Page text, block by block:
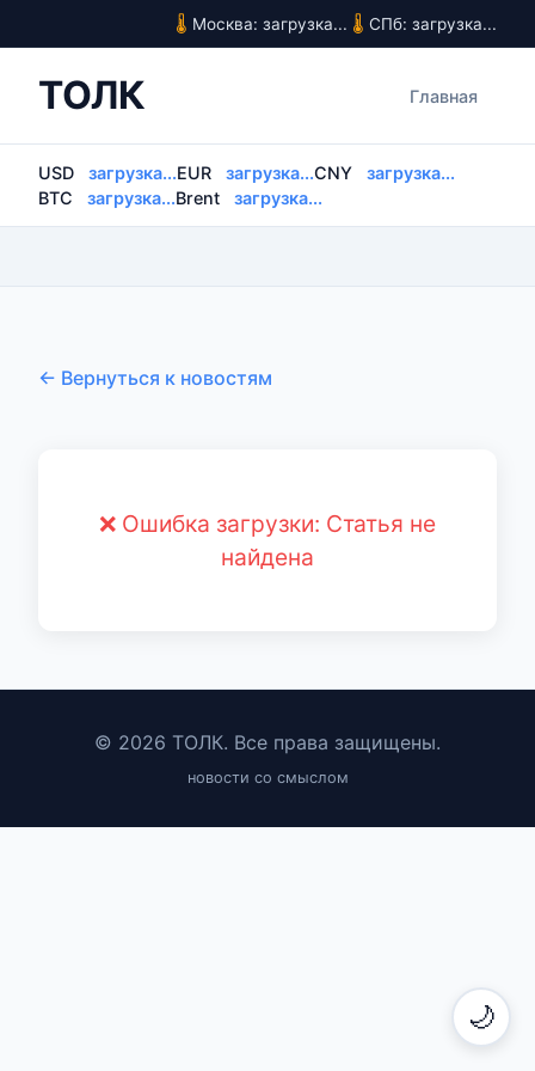
🌙
Москва: загрузка... СПб: загрузка...
ТОЛК Главная
USD загрузка...EUR загрузка...CNY
загрузка...
BTC
загрузка...Brent загрузка...
← Вернуться к новостям
❌ Ошибка загрузки: Статья не
найдена
© 2026 ТОЛК. Все права защищены.
новости со смыслом